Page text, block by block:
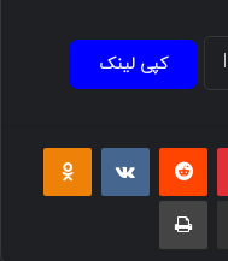
کپی لینک
پینتریست
چاپ